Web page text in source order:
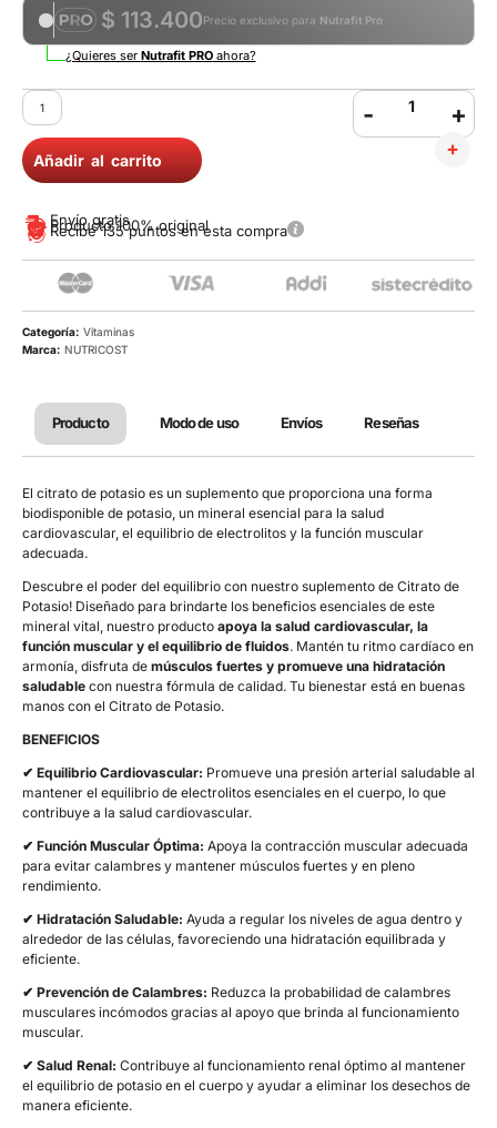
$ 113.400Precio exclusivo para Nutrafit Pro
¿Quieres ser Nutrafit PROahora?
- +
Añadir al carrito
Envío gratis
Producto 100% original
Recibe 135 puntos en esta compra
Categoría: Vitaminas
Marca: NUTRICOST
Producto Modo de uso Envíos Reseñas
El citrato de potasio es un suplemento que proporciona una forma
biodisponible de potasio, un mineral esencial para la salud
cardiovascular, el equilibrio de electrolitos y la función muscular
adecuada.
Descubre el poder del equilibrio con nuestro suplemento de Citrato de
Potasio! Diseñado para brindarte los beneficios esenciales de este
mineral vital, nuestro producto apoya la salud cardiovascular, la
función muscular y el equilibrio de fluidos. Mantén tu ritmo cardíaco en
armonía, disfruta de músculos fuertes y promueve una hidratación
saludable con nuestra fórmula de calidad. Tu bienestar está en buenas
manos con el Citrato de Potasio.
BENEFICIOS
✔ Equilibrio Cardiovascular: Promueve una presión arterial saludable al
mantener el equilibrio de electrolitos esenciales en el cuerpo, lo que
contribuye a la salud cardiovascular.
✔ Función Muscular Óptima: Apoya la contracción muscular adecuada
para evitar calambres y mantener músculos fuertes y en pleno
rendimiento.
✔ Hidratación Saludable: Ayuda a regular los niveles de agua dentro y
alrededor de las células, favoreciendo una hidratación equilibrada y
eficiente.
✔ Prevención de Calambres: Reduzca la probabilidad de calambres
musculares incómodos gracias al apoyo que brinda al funcionamiento
muscular.
✔ Salud Renal: Contribuye al funcionamiento renal óptimo al mantener
el equilibrio de potasio en el cuerpo y ayudar a eliminar los desechos de
manera eficiente.